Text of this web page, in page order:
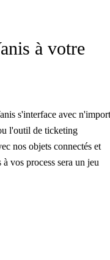
à votre
s'interface avec
l'outil de ticketing
nos objets connectés et
vos process sera un jeu